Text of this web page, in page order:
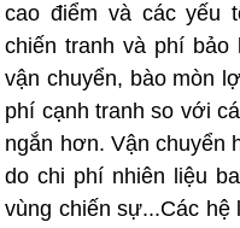
cao điểm và các yếu
chiến tranh và phí bảo
vận chuyển, bào mòn
phí cạnh tranh so với
ngắn hơn. Vận chuyển
do chi phí nhiên liệu
vùng chiến sự...Các